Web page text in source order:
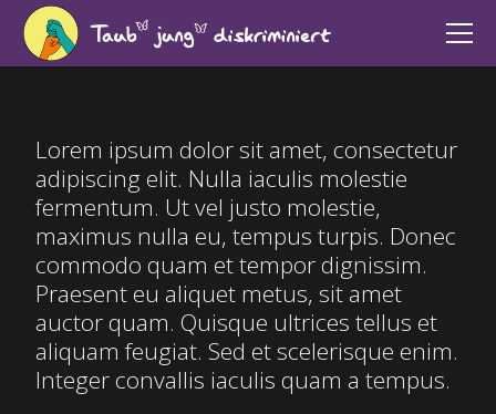
Lorem ipsum dolor sit amet, consectetur
adipiscing elit. Nulla iaculis molestie
fermentum. Ut vel justo molestie,
maximus nulla eu, tempus turpis. Donec
commodo quam et tempor dignissim.
Praesent eu aliquet metus, sit amet
auctor quam. Quisque ultrices tellus et
aliquam feugiat. Sed et scelerisque enim.
Integer convallis iaculis quam a tempus.